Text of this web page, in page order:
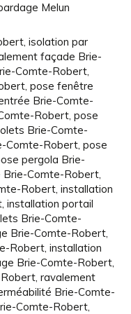
Melun
, isolation par
façade Brie-
Comte-Robert,
, pose fenêtre
Brie-Comte-
Robert, pose
Brie-Comte-
Comte-Robert, pose
pergola Brie-
Comte-Robert,
Robert, installation
, installation portail
Brie-Comte-
Brie-Comte-Robert,
Robert, installation
Brie-Comte-Robert,
, ravalement
Brie-Comte-
Comte-Robert,